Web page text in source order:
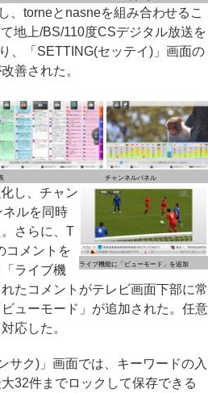
、torneとnasneを組み合わせるこ
地上/BS/110度CSデジタル放送を
、「SETTING(セッテイ)」画面の
善された。
チャンネルパネル
ライブ機能に「ビューモード」を追加
し、チャン
ルを同時
さらに、T
コメントを
ライブ機
たコメントがテレビ画面下部に常
ューモード」が追加された。任意
応した。
ク)」画面では、キーワードの入
32件までロックして保存できる